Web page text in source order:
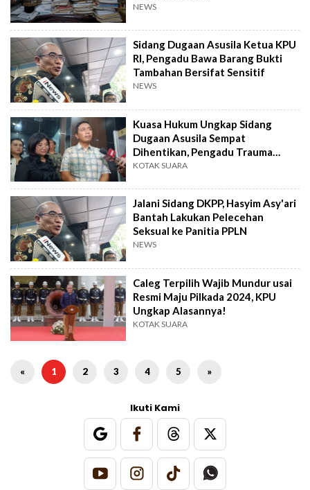
NEWS
Sidang Dugaan Asusila Ketua KPU
RI, Pengadu Bawa Barang Bukti
Tambahan Bersifat Sensitif
NEWS
Kuasa Hukum Ungkap Sidang
Dugaan Asusila Sempat
Dihentikan, Pengadu Trauma
Bertemu Ketua KPU Hasyim
KOTAK SUARA
Jalani Sidang DKPP, Hasyim Asy'ari
Bantah Lakukan Pelecehan
Seksual ke Panitia PPLN
NEWS
Caleg Terpilih Wajib Mundur usai
Resmi Maju Pilkada 2024, KPU
Ungkap Alasannya!
KOTAK SUARA
« 1 2 3 4 5 »
Ikuti Kami